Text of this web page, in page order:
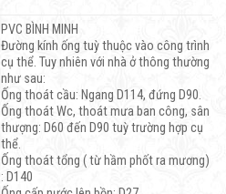
PVC BÌNH MINH
Đường kính ống tuỳ thuộc vào công trình
cụ thể. Tuy nhiên với nhà ở thông thường
như sau:
Ống thoát cầu: Ngang D114, đứng D90.
Ống thoát Wc, thoát mưa ban công, sân
thượng: D60 đến D90 tuỳ trường hợp cụ
thể.
Ống thoát tổng ( từ hầm phốt ra mương)
: D140